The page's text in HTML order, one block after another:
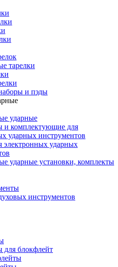
тарелки
и пэды
ударные
и комплектующие для
ударных инструментов
электронных ударных
ударные установки, комплекты
инструментов
для блокфлейт